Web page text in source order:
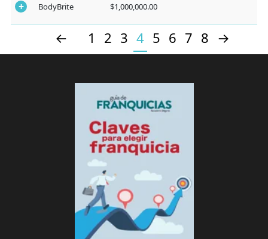
BodyBrite $1,000,000.00
← 1 2 3 4 5 6 7 8 →